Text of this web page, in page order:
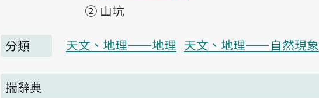
② 山坑
分類 天文、地理——地理 天文、地理——自然現象
揣辭典